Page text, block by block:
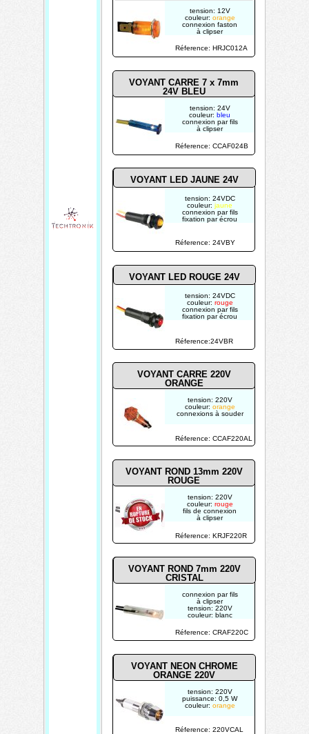
Réference:24VBR
VOYANT LED ROUGE 24V
tension: 24VDC
couleur: rouge
connexion par fils
fixation par écrou
Réference: CCAF220AL
tension: 220V
couleur: orange
connexions à souder
tension: 12V
couleur: orange
connexion faston
à clipser
Réference: HRJC012A
Réference: KRJF220R
Réference: CCAF024B
VOYANT CARRE 7 x 7mm
24V BLEU
VOYANT ROND 13mm 220V
ROUGE
tension: 24V
couleur: bleu
connexion par fils
à clipser
tension: 220V
couleur: rouge
fils de connexion
à clipser
connexion par fils
à clipser
tension: 220V
couleur: blanc
VOYANT ROND 7mm 220V
CRISTAL
Réference: CRAF220C
tension: 24VDC
couleur: jaune
connexion par fils
fixation par écrou
VOYANT LED JAUNE 24V
Réference: 24VBY
VOYANT CARRE 220V
ORANGE
Réference: 220VCAL
VOYANT NEON CHROME
ORANGE 220V
tension: 220V
puissance: 0,5 W
couleur: orange